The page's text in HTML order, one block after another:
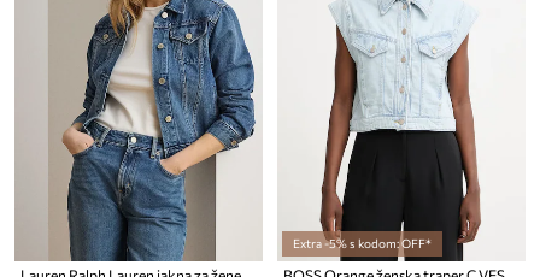
Extra -5% s kodom: OFF*